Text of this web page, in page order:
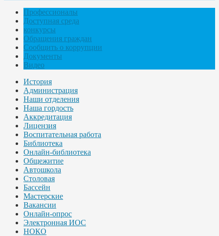
Профессионалы
Доступная среда
конкурсы
Обращения граждан
Сообщить о коррупции
Документы
Видео
История
Администрация
Наши отделения
Наша гордость
Аккредитация
Лицензия
Воспитательная работа
Библиотека
Онлайн-библиотека
Общежитие
Автошкола
Столовая
Бассейн
Мастерские
Вакансии
Онлайн-опрос
Электронная ИОС
НОКО